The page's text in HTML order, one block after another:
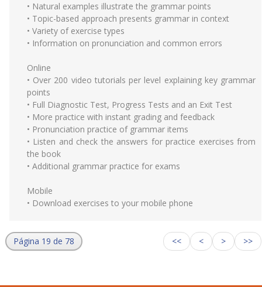
• Natural examples illustrate the grammar points
• Topic-based approach presents grammar in context
• Variety of exercise types
• Information on pronunciation and common errors
Online
• Over 200 video tutorials per level explaining key grammar
points
• Full Diagnostic Test, Progress Tests and an Exit Test
• More practice with instant grading and feedback
• Pronunciation practice of grammar items
• Listen and check the answers for practice exercises from
the book
• Additional grammar practice for exams
Mobile
• Download exercises to your mobile phone
Página 19 de 78 << < > >>